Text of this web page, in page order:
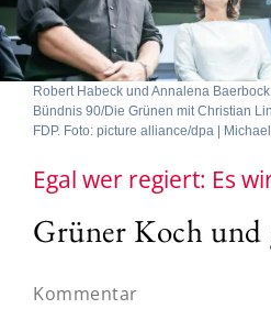
Robert Habeck und Annalena
Bündnis 90/Die Grünen mit Christian
FDP. Foto: picture alliance/dpa |
Egal wer regiert: Es
Grüner Koch und
Kommentar